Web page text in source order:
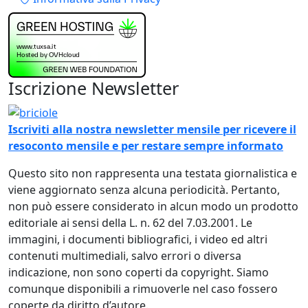
Iscrizione Newsletter
Immagine
Iscriviti alla nostra newsletter mensile per ricevere il
resoconto mensile e per restare sempre informato
Questo sito non rappresenta una testata giornalistica e
viene aggiornato senza alcuna periodicità. Pertanto,
non può essere considerato in alcun modo un prodotto
editoriale ai sensi della L. n. 62 del 7.03.2001. Le
immagini, i documenti bibliografici, i video ed altri
contenuti multimediali, salvo errori o diversa
indicazione, non sono coperti da copyright. Siamo
comunque disponibili a rimuoverle nel caso fossero